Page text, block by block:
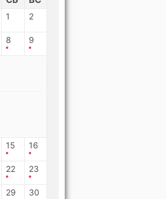
1 2
8 9
15 16
22 23
29 30